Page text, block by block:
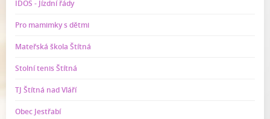
IDOS - Jízdní řády
Pro mamimky s dětmi
Mateřská škola Štítná
Stolní tenis Štítná
TJ Štítná nad Vláří
Obec Jestřabí